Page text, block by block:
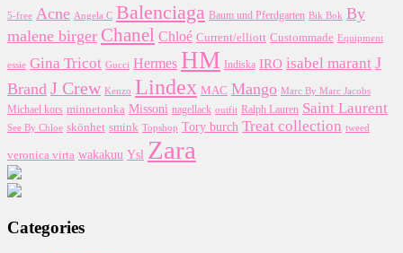
5-free Acne Angela C Balenciaga Baum und Pferdgarten Bik Bok By
malene birger Chanel Chloé Current/elliott Custommade Equipment
essie Gina Tricot Gucci Hermes HM Indiska IRO isabel marant J
Brand J Crew Kenzo Lindex MAC Mango Marc By Marc Jacobs
Michael kors minnetonka Missoni nagellack outfit Ralph Lauren Saint Laurent
See By Chloe skönhet smink Topshop Tory burch Treat collection tweed
veronica virta wakakuu Ysl Zara
Categories